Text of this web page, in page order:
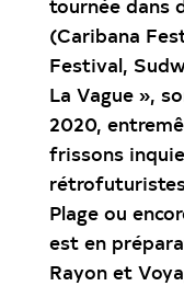
tournée dans
(Caribana
Festival,
La Vague »,
2020,
frissons
Plage ou
est en
Rayon et